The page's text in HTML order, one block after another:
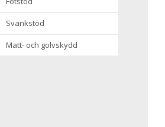
svankstöd
matt- och golvskydd